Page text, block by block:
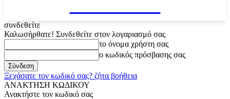
συνδεθείτε
Καλωσήρθατε! Συνδεθείτε στον λογαριασμό σας
το όνομα χρήστη σας
ο κωδικός πρόσβασης σας
Ξεχάσατε τον κωδικό σας? ζήτα βοήθεια
ΑΝΑΚΤΗΣΗ ΚΩΔΙΚΟΥ
Ανακτήστε τον κωδικό σας